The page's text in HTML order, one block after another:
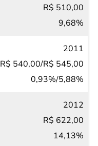
R$ 510,00
9,68%
2011
R$ 540,00/R$ 545,00
0,93%/5,88%
2012
R$ 622,00
14,13%